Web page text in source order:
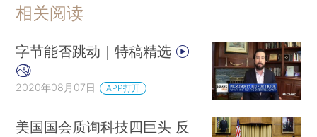
相关阅读
字节能否跳动｜特稿精选
2020年08月07日 APP打开
美国国会质询科技四巨头 反